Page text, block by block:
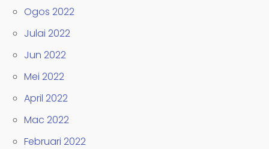
Ogos 2022
Julai 2022
Jun 2022
Mei 2022
April 2022
Mac 2022
Februari 2022